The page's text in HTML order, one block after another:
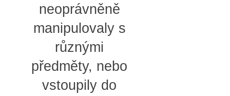
neoprávněně
manipulovaly s
různými
předměty, nebo
vstoupily do